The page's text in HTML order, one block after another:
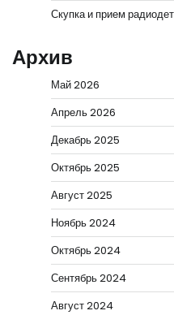
Скупка и прием
Архив
Май 2026
Апрель 2026
Декабрь 2025
Октябрь 2025
Август 2025
Ноябрь 2024
Октябрь 2024
Сентябрь 2024
Август 2024